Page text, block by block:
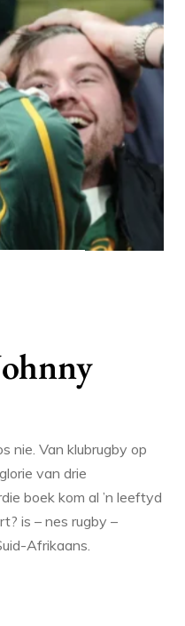
nie. Van klubrugby op
van drie
boek kom al ’n leeftyd
is – nes rugby –
Afrikaans.